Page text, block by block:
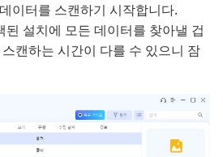
이터를 스캔하기 시작합니다.
설치에 모든 데이터를 찾아낼 겁
캔하는 시간이 다를 수 있으니 잠